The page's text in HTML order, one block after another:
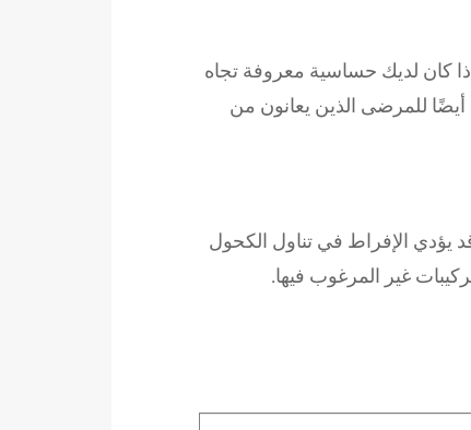
كان لديك حساسية معروفة تجاه
للمرضى الذين يعانون من
يؤدي الإفراط في تناول الكحول
غير المرغوب فيها.